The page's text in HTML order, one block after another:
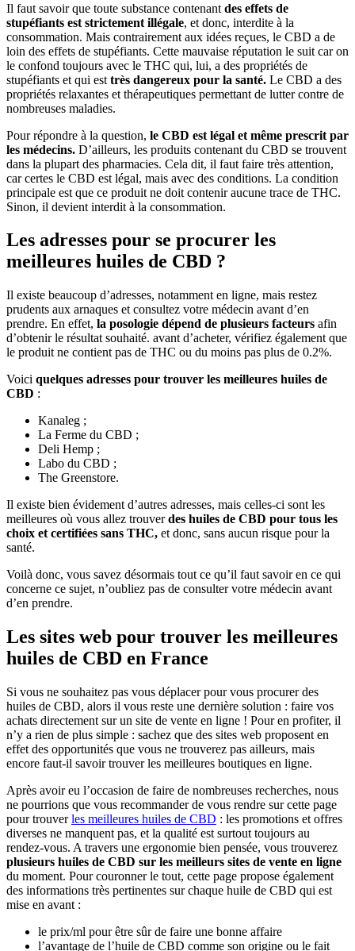
Il faut savoir que toute substance contenant des effets de
stupéfiants est strictement illégale, et donc, interdite à la
consommation. Mais contrairement aux idées reçues, le CBD a de
loin des effets de stupéfiants. Cette mauvaise réputation le suit car on
le confond toujours avec le THC qui, lui, a des propriétés de
stupéfiants et qui est très dangereux pour la santé. Le CBD a des
propriétés relaxantes et thérapeutiques permettant de lutter contre de
nombreuses maladies.
Pour répondre à la question, le CBD est légal et même prescrit par
les médecins. D’ailleurs, les produits contenant du CBD se trouvent
dans la plupart des pharmacies. Cela dit, il faut faire très attention,
car certes le CBD est légal, mais avec des conditions. La condition
principale est que ce produit ne doit contenir aucune trace de THC.
Sinon, il devient interdit à la consommation.
Les adresses pour se procurer les
meilleures huiles de CBD ?
Il existe beaucoup d’adresses, notamment en ligne, mais restez
prudents aux arnaques et consultez votre médecin avant d’en
prendre. En effet, la posologie dépend de plusieurs facteurs afin
d’obtenir le résultat souhaité. avant d’acheter, vérifiez également que
le produit ne contient pas de THC ou du moins pas plus de 0.2%.
Voici quelques adresses pour trouver les meilleures huiles de
CBD :
Kanaleg ;
La Ferme du CBD ;
Deli Hemp ;
Labo du CBD ;
The Greenstore.
Il existe bien évidement d’autres adresses, mais celles-ci sont les
meilleures où vous allez trouverdes huiles de CBD pour tous les
choix et certifiées sans THC, et donc, sans aucun risque pour la
santé.
Voilà donc, vous savez désormais tout ce qu’il faut savoir en ce qui
concerne ce sujet, n’oubliez pas de consulter votre médecin avant
d’en prendre.
Les sites web pour trouver les meilleures
huiles de CBD en France
Si vous ne souhaitez pas vous déplacer pour vous procurer des
huiles de CBD, alors il vous reste une dernière solution : faire vos
achats directement sur un site de vente en ligne ! Pour en profiter, il
n’y a rien de plus simple : sachez que des sites web proposent en
effet des opportunités que vous ne trouverez pas ailleurs, mais
encore faut-il savoir trouver les meilleures boutiques en ligne.
Après avoir eu l’occasion de faire de nombreuses recherches, nous
ne pourrions que vous recommander de vous rendre sur cette page
pour trouverles meilleures huiles de CBD : les promotions et offres
diverses ne manquent pas, et la qualité est surtout toujours au
rendez-vous. A travers une ergonomie bien pensée, vous trouverez
plusieurs huiles de CBD sur les meilleurs sites de vente en ligne
du moment. Pour couronner le tout, cette page propose également
des informations très pertinentes sur chaque huile de CBD qui est
mise en avant :
le prix/ml pour être sûr de faire une bonne affaire
l’avantage de l’huile de CBD comme son origine ou le fait